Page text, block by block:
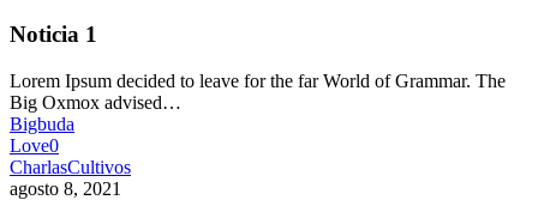
Noticia 1
Lorem Ipsum decided to leave for the far World of Grammar. The
Big Oxmox advised…
Bigbuda
Love0
CharlasCultivos
agosto 8, 2021